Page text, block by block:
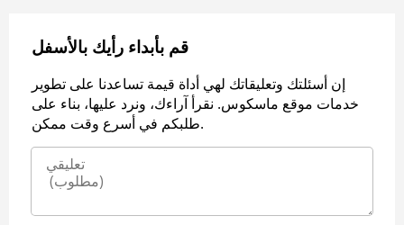
قم بأبداء رأيك بالأسفل
إن أسئلتك وتعليقاتك لهي أداة قيمة تساعدنا على تطوير
خدمات موقع ماسكوس. نقرأ آراءك، ونرد عليها، بناء على
طلبكم في أسرع وقت ممكن.